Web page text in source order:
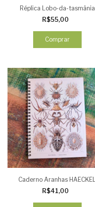
Réplica Lobo-da-tasmânia
R$55,00
Caderno Aranhas HAECKEL
R$41,00